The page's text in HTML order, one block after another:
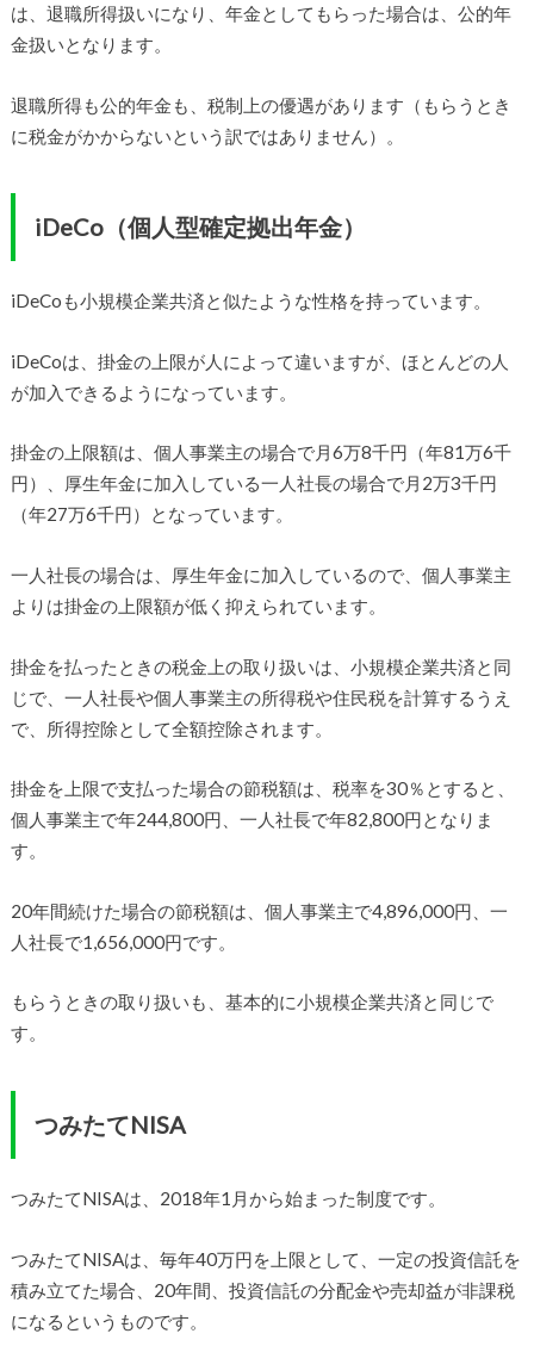
は、退職所得扱いになり、年金としてもらった場合は、公的年
金扱いとなります。
退職所得も公的年金も、税制上の優遇があります（もらうとき
に税金がかからないという訳ではありません）。
iDeCo（個人型確定拠出年金）
iDeCoも小規模企業共済と似たような性格を持っています。
iDeCoは、掛金の上限が人によって違いますが、ほとんどの人
が加入できるようになっています。
掛金の上限額は、個人事業主の場合で月6万8千円（年81万6千
円）、厚生年金に加入している一人社長の場合で月2万3千円
（年27万6千円）となっています。
一人社長の場合は、厚生年金に加入しているので、個人事業主
よりは掛金の上限額が低く抑えられています。
掛金を払ったときの税金上の取り扱いは、小規模企業共済と同
じで、一人社長や個人事業主の所得税や住民税を計算するうえ
で、所得控除として全額控除されます。
掛金を上限で支払った場合の節税額は、税率を30％とすると、
個人事業主で年244,800円、一人社長で年82,800円となりま
す。
20年間続けた場合の節税額は、個人事業主で4,896,000円、一
人社長で1,656,000円です。
もらうときの取り扱いも、基本的に小規模企業共済と同じで
す。
つみたてNISA
つみたてNISAは、2018年1月から始まった制度です。
つみたてNISAは、毎年40万円を上限として、一定の投資信託を
積み立てた場合、20年間、投資信託の分配金や売却益が非課税
になるというものです。